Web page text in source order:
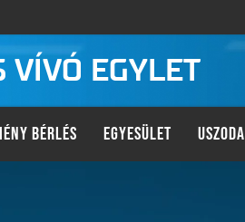
VÍVÓ EGYLET
BÉRLÉS EGYESÜLET USZODA